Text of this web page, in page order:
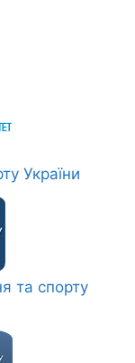
України
та спорту